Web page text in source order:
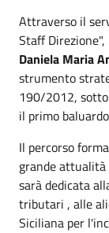
Attraverso il
Staff
Daniela Maria
strumento
190/2012,
il primo
Il percorso
grande
sarà dedicata
tributari , alle
Siciliana per